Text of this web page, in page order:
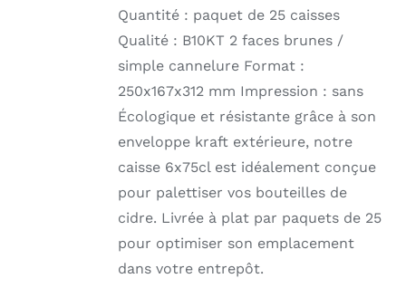
Quantité : paquet de 25 caisses
Qualité : B10KT 2 faces brunes /
simple cannelure Format :
250x167x312 mm Impression : sans
Écologique et résistante grâce à son
enveloppe kraft extérieure, notre
caisse 6x75cl est idéalement conçue
pour palettiser vos bouteilles de
cidre. Livrée à plat par paquets de 25
pour optimiser son emplacement
dans votre entrepôt.